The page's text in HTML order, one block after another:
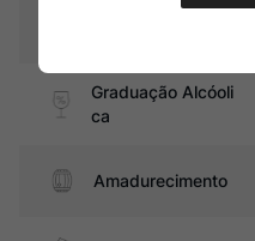
Graduação Alcóoli
ca
Amadurecimento